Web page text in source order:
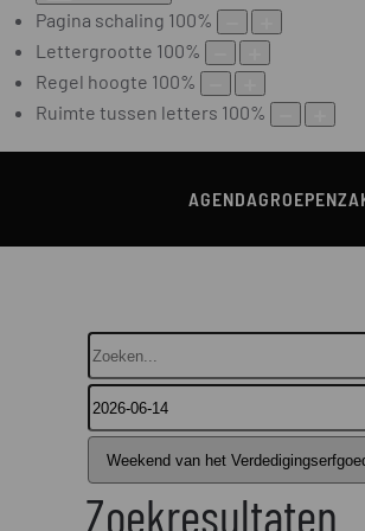
Pagina schaling 100%
Lettergrootte 100%
Regel hoogte 100%
Ruimte tussen letters 100%
AGENDAGROEPEN
Zoeken...
Zoekresultaten